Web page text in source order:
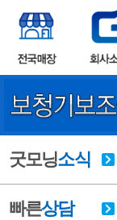
굿모닝소식
빠른상담